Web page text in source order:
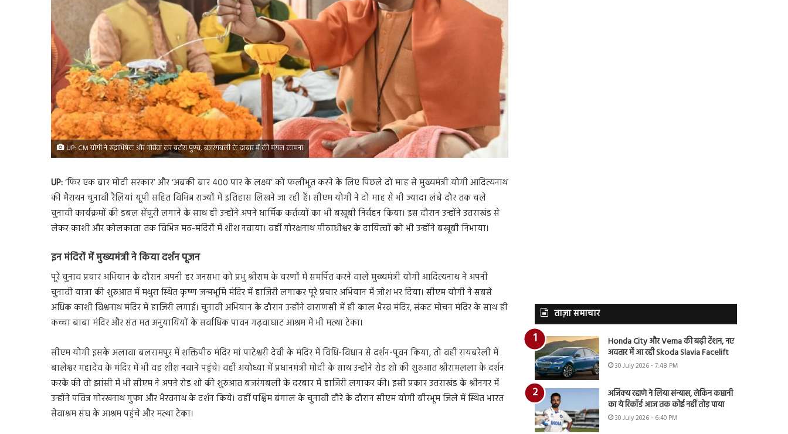
UP: CM योगी ने रुद्राभिषेक और गोसेवा कर बटोरा पुण्य, बजरंगबली के दरबार में की मंगल कामना
UP:‘फिर एक बार मोदी सरकार’ और ‘अबकी बार 400 पार के लक्ष्य’ को फलीभूत करने के लिए पिछले दो माह से मुख्यमंत्री योगी आदित्यनाथ
की मैराथन चुनावी रैलियां यूपी सहित विभिन्न राज्यों में इतिहास लिखने जा रही हैं। सीएम योगी ने दो माह से भी ज्यादा लंबे दौर तक चले
चुनावी कार्यक्रमों की डबल सेंचुरी लगाने के साथ ही उन्होंने अपने धार्मिक कर्तव्यों का भी बखूबी निर्वहन किया। इस दौरान उन्होंने उत्तराखंड से
लेकर काशी और कोलकाता तक विभिन्न मठ-मंदिरों में शीश नवाया। वहीं गोरक्षनाथ पीठाधीश्वर के दायित्वों को भी उन्होंने बखूबी निभाया।
इन मंदिरों में मुख्यमंत्री ने किया दर्शन पूजन
पूरे चुनाव प्रचार अभियान के दौरान अपनी हर जनसभा को प्रभु श्रीराम के चरणों में समर्पित करने वाले मुख्यमंत्री योगी आदित्यनाथ ने अपनी
चुनावी यात्रा की शुरुआत में मथुरा स्थित कृष्ण जन्मभूमि मंदिर में हाजिरी लगाकर पूरे प्रचार अभियान में जोश भर दिया। सीएम योगी ने सबसे
अधिक काशी विश्वनाथ मंदिर में हाजिरी लगाई। चुनावी अभियान के दौरान उन्होंने वाराणसी में ही काल भैरव मंदिर, संकट मोचन मंदिर के साथ ही
कच्चा बाबा मंदिर और संत मत अनुयायियों के सर्वाधिक पावन गढ़वाघाट आश्रम में भी मत्था टेका।
सीएम योगी इसके अलावा बलरामपुर में शक्तिपीठ मंदिर मां पाटेश्वरी देवी के मंदिर में विधि-विधान से दर्शन-पूवन किया, तो वहीं रायबरेली में
बालेश्वर महादेव के मंदिर में भी वह शीश नवाने पहुंचे। वहीं अयोध्या में प्रधानमंत्री मोदी के साथ उन्होंने रोड शो की शुरुआत श्रीरामलला के दर्शन
करके की तो झांसी में भी सीएम ने अपने रोड शो की शुरुआत बजरंगबली के दरबार में हाजिरी लगाकर की। इसी प्रकार उत्तराखंड के श्रीनगर में
उन्होंने पवित्र गोरखनाथ गुफा और भैरवनाथ के दर्शन किये। वहीं पश्चिम बंगाल के चुनावी दौरे के दौरान सीएम योगी बीरभूम जिले में स्थित भारत
सेवाश्रम संघ के आश्रम पहुंचे और मत्था टेका।
ताज़ा समाचार
Honda City और Verna की बढ़ी टेंशन, नए
अवतार में आ रही Skoda Slavia Facelift
30 July 2026 - 7:48 PM
अजिंक्य रहाणे ने लिया संन्यास, लेकिन कप्तानी
का ये रिकॉर्ड आज तक कोई नहीं तोड़ पाया
30 July 2026 - 6:40 PM